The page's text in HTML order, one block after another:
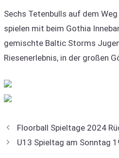
Sechs Tetenbulls auf dem
spielen mit beim Gothia
gemischte Baltic Storms
Riesenerlebnis, in der großen
Floorball Spieltage 2024
U13 Spieltag am Sonntag